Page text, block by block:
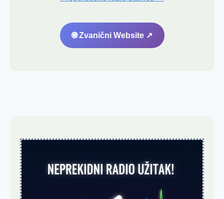
🌐 Zvanični Website ↗